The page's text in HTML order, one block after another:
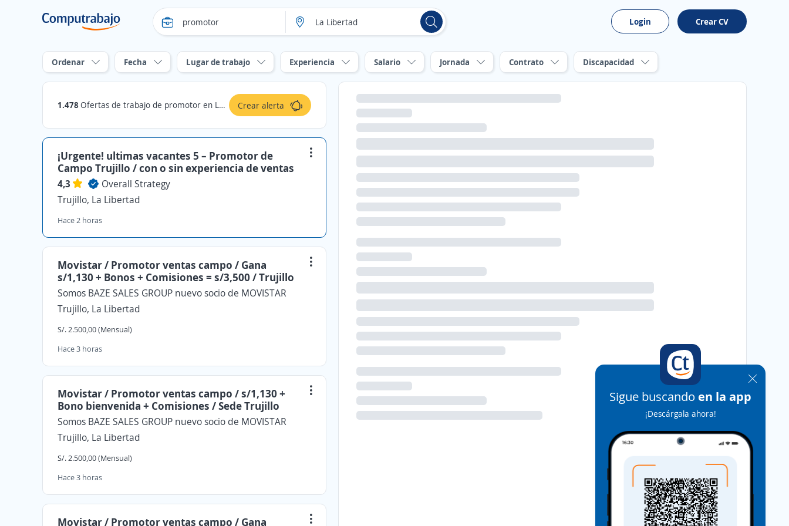
Login Crear CV
Ordenar Fecha Lugar de trabajo Experiencia Salario Jornada Contrato Discapacidad
1.478 Ofertas de trabajo de promotor en La Libertad Crear alerta
¡Urgente! ultimas vacantes 5 – Promotor de
Campo Trujillo / con o sin experiencia de ventas
4,3
Overall Strategy
Trujillo, La Libertad
Hace 2 horas
Movistar / Promotor ventas campo / Gana
s/1,130 + Bonos + Comisiones = s/3,500 / Trujillo
Somos BAZE SALES GROUP nuevo socio de MOVISTAR
Trujillo, La Libertad
S/. 2.500,00 (Mensual)
Hace 3 horas
Movistar / Promotor ventas campo / s/1,130 +
Bono bienvenida + Comisiones / Sede Trujillo
Somos BAZE SALES GROUP nuevo socio de MOVISTAR
Trujillo, La Libertad
S/. 2.500,00 (Mensual)
Hace 3 horas
Movistar / Promotor ventas campo / Gana
Sigue buscando en la app
¡Descárgala ahora!